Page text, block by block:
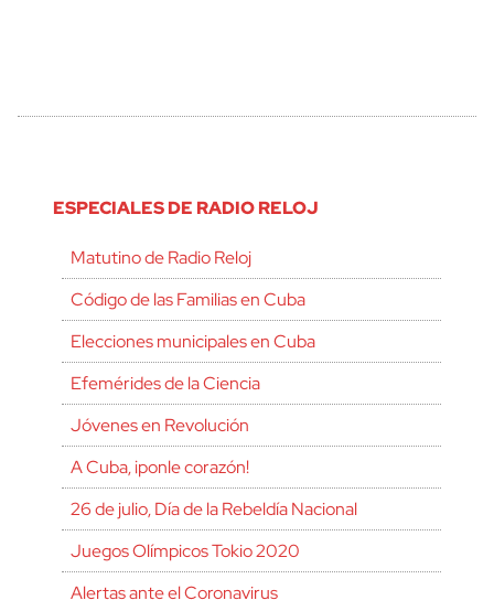
ESPECIALES DE RADIO RELOJ
Matutino de Radio Reloj
Código de las Familias en Cuba
Elecciones municipales en Cuba
Efemérides de la Ciencia
Jóvenes en Revolución
A Cuba, ¡ponle corazón!
26 de julio, Día de la Rebeldía Nacional
Juegos Olímpicos Tokio 2020
Alertas ante el Coronavirus